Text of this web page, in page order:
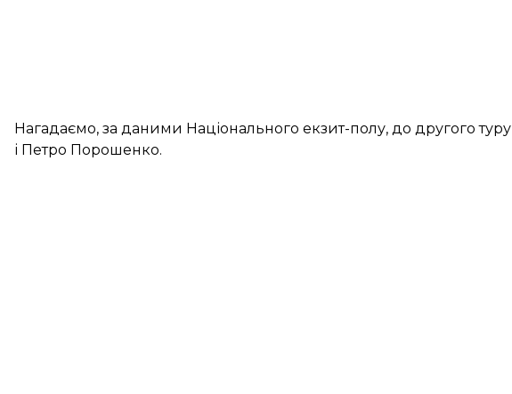
Нагадаємо, за даними Національного екзит-полу, до другого туру
і Петро Порошенко.